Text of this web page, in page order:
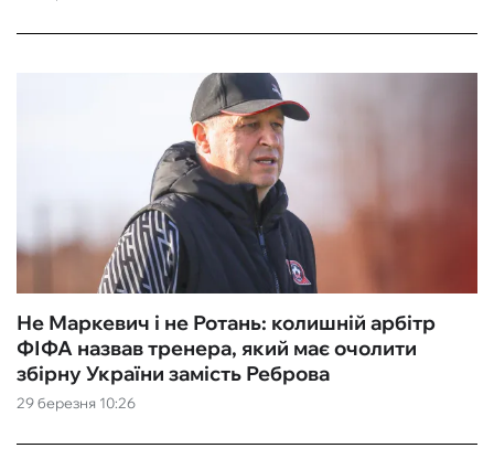
29 березня 10:26
Не Маркевич і не Ротань: колишній арбітр
ФІФА назвав тренера, який має очолити
збірну України замість Реброва